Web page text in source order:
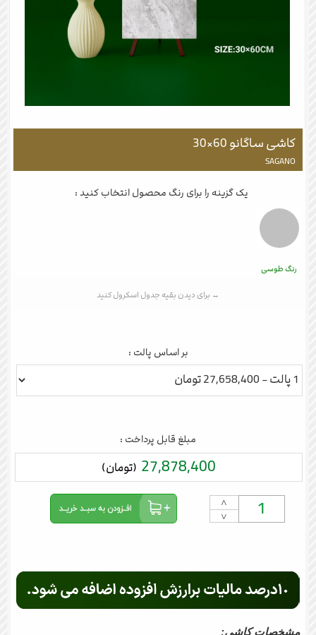
کاشی ساگانو 60×30
SAGANO
یک گزینه را برای رنگ محصول انتخاب کنید :
رنگ طوسی
بر اساس پالت :
مبلغ قابل پرداخت :
27,878,400 (تومان)
˄
˅
مشخصات کاشی: